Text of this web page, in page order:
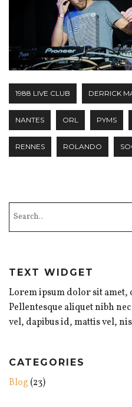
1988 LIVE CLUB DERRICK
NANTES ORL PYMS
RENNES ROLANDO
TEXT WIDGET
Lorem ipsum dolor sit amet,
Pellentesque aliquet nibh
vel, dapibus id, mattis vel,
CATEGORIES
Blog (23)